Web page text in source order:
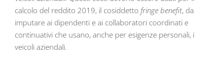
calcolo del reddito 2019, il cosiddetto fringe benefit, da
imputare ai dipendenti e ai collaboratori coordinati e
continuativi che usano, anche per esigenze personali, i
veicoli aziendali.